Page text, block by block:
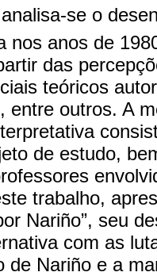
se o
nos anos de
das
teóricos
entre outros. A
de estudo,
trabalho,
Nariño”, seu
com as
de Nariño e a